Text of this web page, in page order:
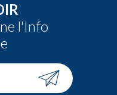
l'Info